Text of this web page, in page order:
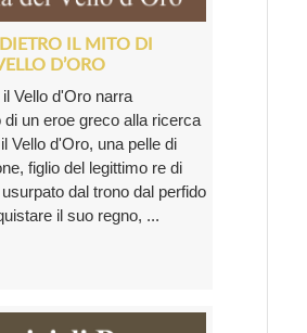
IL MITO DI
D’ORO
Vello d'Oro narra
un eroe greco alla ricerca
Vello d'Oro, una pelle di
figlio del legittimo re di
dal trono dal perfido
il suo regno, ...